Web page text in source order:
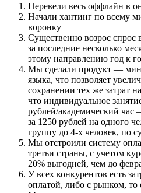
Перевели весь оффлайн в
Начали хантинг по всему
воронку
Существенно возрос спрос
за последние несколько
этому направлению год к
Мы сделали продукт —
языка, что позволяет
сохранении тех же затрат
что индивидуальное
рублей/академический
за 1250 рублей на одного
группу до 4-х человек, по
Мы отстроили систему
третьи страны, с учетом
20% выгодней, чем до
У всех конкурентов есть
оплатой, либо с рынком, то